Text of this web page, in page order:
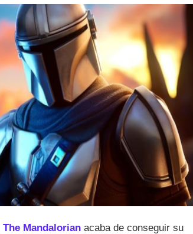
The Mandalorian acaba de conseguir su